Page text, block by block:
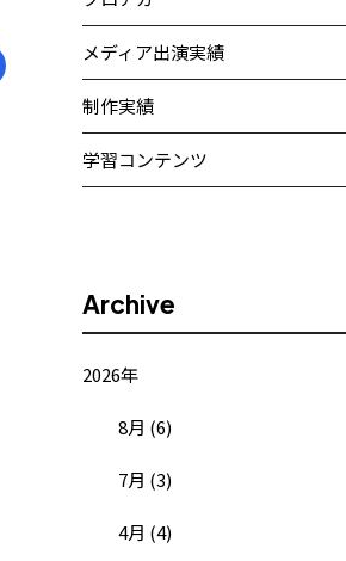
メディア出演実績
制作実績
学習コンテンツ
Archive
2026年
8月 (6)
7月 (3)
4月 (4)